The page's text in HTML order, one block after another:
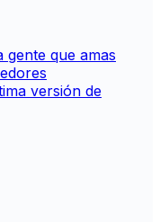
gente que amas
versión de